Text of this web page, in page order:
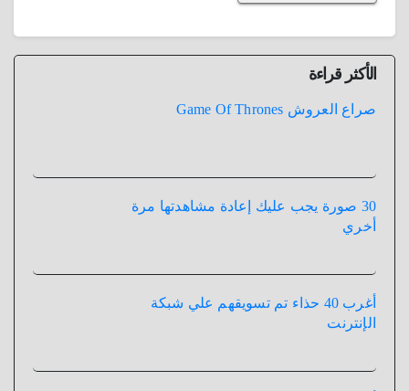
الأكثر قراءة
صراع العروش Game Of Thrones
30 صورة يجب عليك إعادة مشاهدتها مرة
أخري
أغرب 40 حذاء تم تسويقهم علي شبكة
الإنترنت